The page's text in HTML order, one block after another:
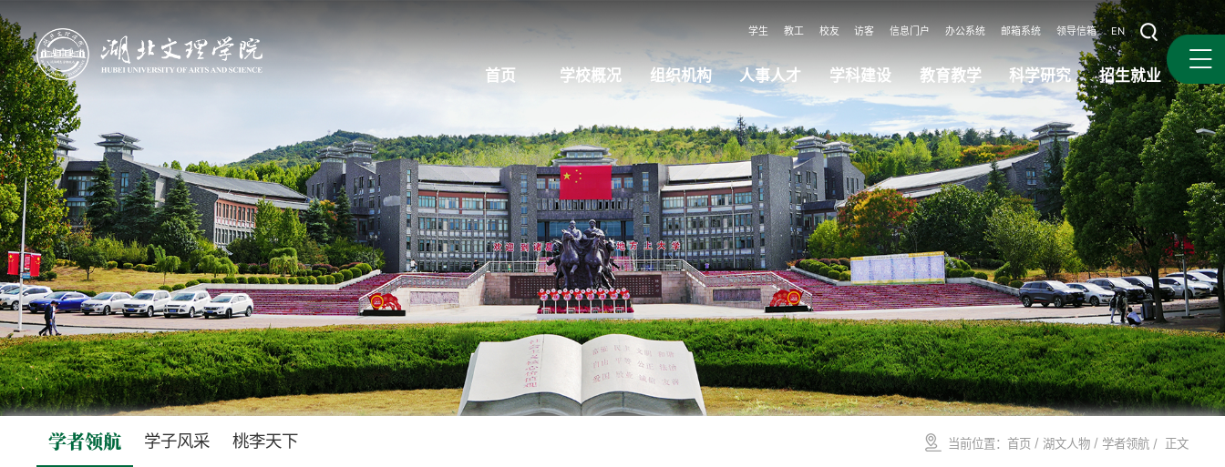
学生 教工 校友 访客 信息门户 办公系统 邮箱系统 领导信箱 EN
首页 学校概况 组织机构 人事人才 学科建设 教育教学 科学研究 招生就业
学者领航 学子风采 桃李天下 当前位置： 首页/ 湖文人物/ 学者领航/ 正文